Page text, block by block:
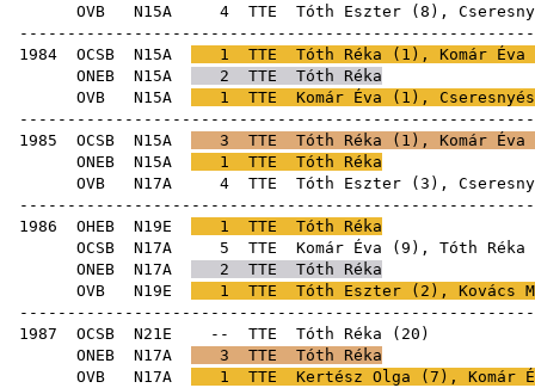
OVB N15A 4 TTE Tóth Eszter ( 8 ),
1984 OCSB N15A 1 TTE Tóth Réka ( 1 ), Komár Éva
ONEB N15A 2 TTE Tóth Réka
OVB N15A 1 TTE Komár Éva ( 1 ),
1985 OCSB N15A 3 TTE Tóth Réka ( 1 ), Komár Éva
ONEB N15A 1 TTE Tóth Réka
OVB N17A 4 TTE Tóth Eszter ( 3 ),
1986 OHEB N19E 1 TTE Tóth Réka
OCSB N17A 5 TTE Komár Éva ( 9 ), Tóth Réka
ONEB N17A 2 TTE Tóth Réka
OVB N19E 1 TTE Tóth Eszter ( 2 ), Kovács
1987 OCSB N21E -- TTE Tóth Réka ( 20
ONEB N17A 3 TTE Tóth Réka
OVB N17A 1 TTE Kertész Olga ( 7 ), Komár